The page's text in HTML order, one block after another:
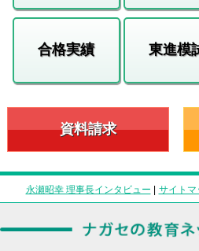
合格実績 東進模
資料請求
永瀬昭幸 理事長インタビュー | サイトマ